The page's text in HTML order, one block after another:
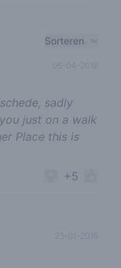
Sorteren
sadly
just on a walk
Place this is
+5